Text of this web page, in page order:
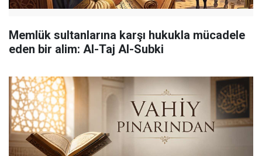
Memlük sultanlarına karşı hukukla mücadele
eden bir alim: Al-Taj Al-Subki